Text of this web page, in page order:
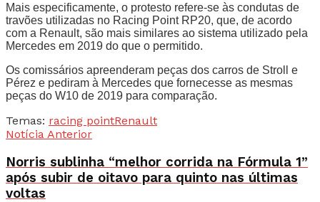
Mais especificamente, o protesto refere-se às condutas de
travões utilizadas no Racing Point RP20, que, de acordo
com a Renault, são mais similares ao sistema utilizado pela
Mercedes em 2019 do que o permitido.
Os comissários apreenderam peças dos carros de Stroll e
Pérez e pediram à Mercedes que fornecesse as mesmas
peças do W10 de 2019 para comparação.
Temas: racing pointRenault
Notícia Anterior
Norris sublinha “melhor corrida na Fórmula 1”
após subir de oitavo para quinto nas últimas
voltas